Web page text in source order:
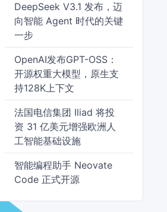
DeepSeek V3.1 发布，迈
向智能 Agent 时代的关键
一步
OpenAI发布GPT-OSS：
开源权重大模型，原生支
持128K上下文
法国电信集团 Iliad 将投
资 31 亿美元增强欧洲人
工智能基础设施
智能编程助手 Neovate
Code 正式开源